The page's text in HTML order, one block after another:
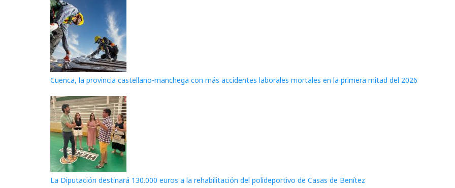
Cuenca, la provincia castellano-manchega con más accidentes laborales mortales en la primera mitad del 2026
La Diputación destinará 130.000 euros a la rehabilitación del polideportivo de Casas de Benítez